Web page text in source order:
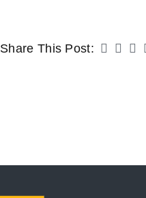
Share This Post: